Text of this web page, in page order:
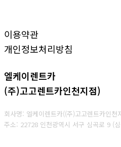
이용약관
개인정보처리방침
엘케이렌트카
(주)고고렌트카인천지점)
회사명: 엘케이렌트카((주)고고렌트카인
주소: 22728 인천광역시 서구 심곡로 9 (